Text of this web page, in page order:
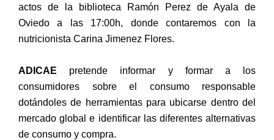
actos de la biblioteca Ramón Perez de Ayala de
Oviedo a las 17:00h, donde contaremos con la
nutricionista Carina Jimenez Flores.
ADICAE pretende informar y formar a los
consumidores sobre el consumo responsable
dotándoles de herramientas para ubicarse dentro del
mercado global e identificar las diferentes alternativas
de consumo y compra.